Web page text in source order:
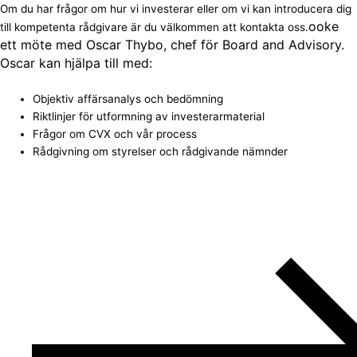
Om du har frågor om hur vi investerar eller om vi kan introducera dig
till kompetenta rådgivare är du välkommen att kontakta oss.ooke
ett möte med Oscar Thybo, chef för Board and Advisory.
Oscar kan hjälpa till med:
Objektiv affärsanalys och bedömning
Riktlinjer för utformning av investerarmaterial
Frågor om CVX och vår process
Rådgivning om styrelser och rådgivande nämnder